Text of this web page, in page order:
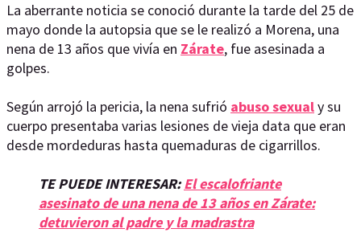
La aberrante noticia se conoció durante la tarde del 25 de
mayo donde la autopsia que se le realizó a Morena, una
nena de 13 años que vivía en Zárate, fue asesinada a
golpes.
Según arrojó la pericia, la nena sufrió abuso sexualy su
cuerpo presentaba varias lesiones de vieja data que eran
desde mordeduras hasta quemaduras de cigarrillos.
TE PUEDE INTERESAR:El escalofriante
asesinato de una nena de 13 años en Zárate:
detuvieron al padre y la madrastra